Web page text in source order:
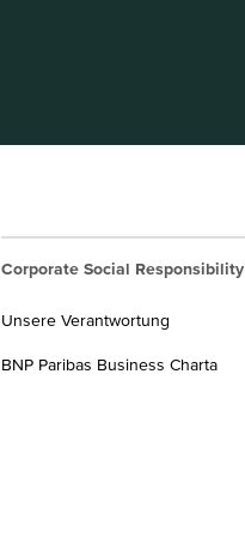
Corporate Social Responsibility
Unsere Verantwortung
BNP Paribas Business Charta